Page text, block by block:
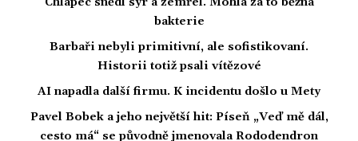
bakterie
Barbaři nebyli primitivní, ale sofistikovaní.
Historii totiž psali vítězové
AI napadla další firmu. K incidentu došlo u Mety
Pavel Bobek a jeho největší hit: Píseň „Veď mě dál,
cesto má“ se původně jmenovala Rododendron